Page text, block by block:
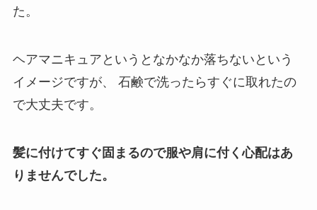
た。
ヘアマニキュアというとなかなか落ちないという
イメージですが、
石鹸で洗ったらすぐに取れたの
で大丈夫です。
髪に付けてすぐ固まるので服や肩に付く心配はあ
りませんでした。